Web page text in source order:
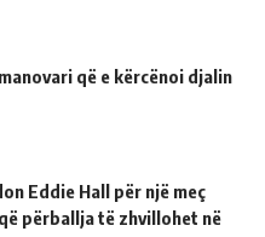
që e kërcënoi djalin
Eddie Hall për një meç
përballja të zhvillohet në